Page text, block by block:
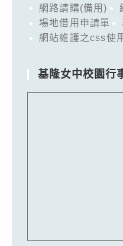
網路請購(備用)
場地借用申請單
網站維護之css使
基隆女中校園行